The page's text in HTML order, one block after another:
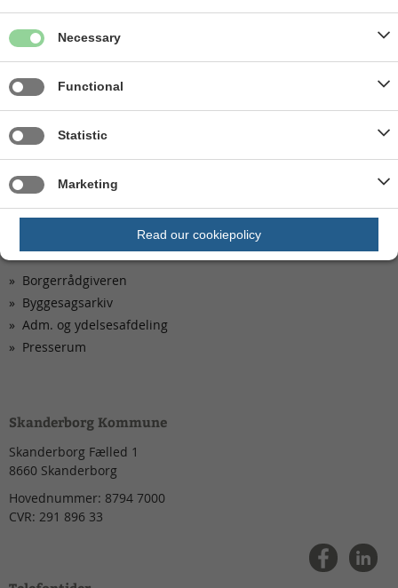
Book en tid eller brug digital selvbetjening
Kom hurtigt til
Ledige stillinger
Aktuelle høringer og afgørelser
Kontakt os
Privatlivspolitik
Borgerrådgiveren
Byggesagsarkiv
Adm. og ydelsesafdeling
Presserum
Skanderborg Kommune
Skanderborg Fælled 1
8660 Skanderborg
Hovednummer: 8794 7000
CVR: 291 896 33
Necessary
Functional
Statistic
Marketing
Read our cookiepolicy